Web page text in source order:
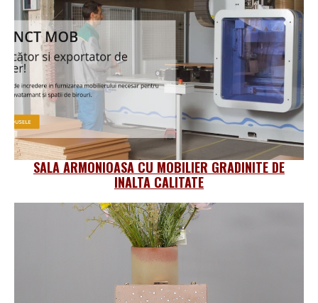
SALA ARMONIOASA CU MOBILIER GRADINITE DE
INALTA CALITATE